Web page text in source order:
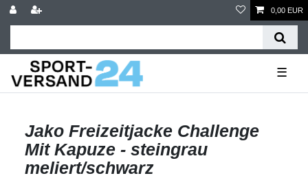
0,00 EUR
☰
Jako Freizeitjacke Challenge
Mit Kapuze - steingrau
meliert/schwarz